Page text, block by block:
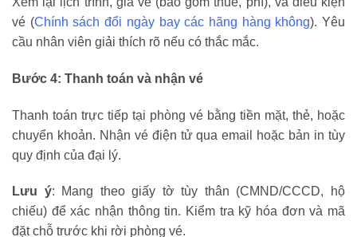
vé (Chính sách đổi ngày bay các hãng hàng không). Yêu
cầu nhân viên giải thích rõ nếu có thắc mắc.
Bước 4: Thanh toán và nhận vé
Thanh toán trực tiếp tại phòng vé bằng tiền mặt, thẻ, hoặc
chuyển khoản. Nhận vé điện tử qua email hoặc bản in tùy
quy định của đại lý.
Lưu ý: Mang theo giấy tờ tùy thân (CMND/CCCD, hộ
chiếu) để xác nhận thông tin. Kiểm tra kỹ hóa đơn và mã
đặt chỗ trước khi rời phòng vé.